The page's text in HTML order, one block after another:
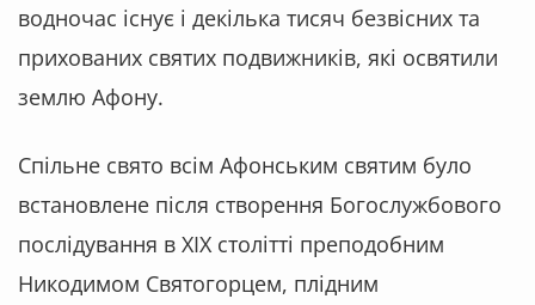
водночас існує і декілька тисяч безвісних та
прихованих святих подвижників, які освятили
землю Афону.
Спільне свято всім Афонським святим було
встановлене після створення Богослужбового
послідування в ХІХ столітті преподобним
Никодимом Святогорцем, плідним